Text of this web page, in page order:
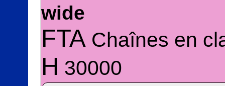
wide
FTA Chaînes en
H 30000